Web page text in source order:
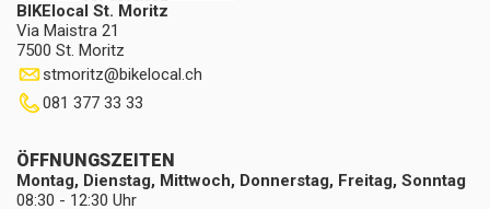
BIKElocal St. Moritz
Via Maistra 21
7500 St. Moritz
stmoritz@bikelocal.ch
081 377 33 33
ÖFFNUNGSZEITEN
Montag, Dienstag, Mittwoch, Donnerstag, Freitag, Sonntag
08:30 - 12:30 Uhr